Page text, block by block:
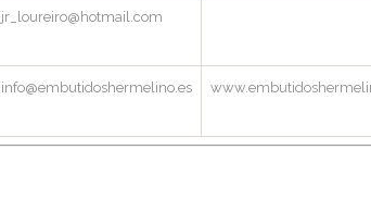
jr_loureiro@hotmail.com
info@embutidoshermelino.es